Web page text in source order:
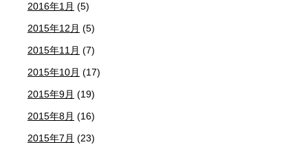
2016年1月 (5)
2015年12月 (5)
2015年11月 (7)
2015年10月 (17)
2015年9月 (19)
2015年8月 (16)
2015年7月 (23)